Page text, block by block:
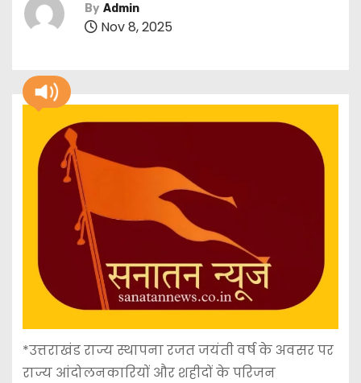
By Admin
Nov 8, 2025
*उत्तराखंड राज्य स्थापना रजत जयंती वर्ष के अवसर पर
राज्य आंदोलनकारियों और शहीदों के परिजन